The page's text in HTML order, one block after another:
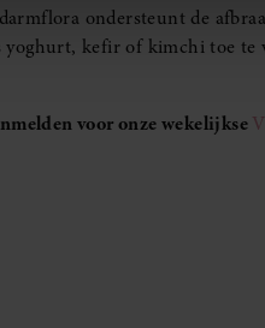
we informatie over uw
kunnen deze gegevens
van uw gebruik van
ondersteunt de
kefir of kimchi toe te
voor onze wekelijkse